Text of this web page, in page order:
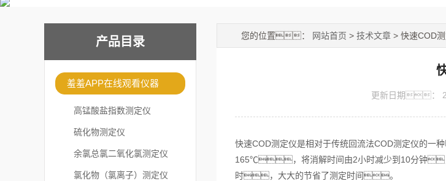
产品目录
羞羞APP在线观看仪器
高锰酸盐指数测定仪
硫化物测定仪
余氯总氯二氧化氯测定仪
氯化物（氯离子）测定仪
您的位置： 网站首页 > 技术文章 > 快速COD
更新日期：
快速COD测定仪是相对于传统回流法COD测定仪的
165℃，将消解时间由2小时减少到10分钟
时，大大的节省了测定时间。